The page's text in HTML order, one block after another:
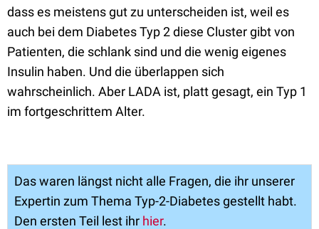
dass es meistens gut zu unterscheiden ist, weil es
auch bei dem Diabetes Typ 2 diese Cluster gibt von
Patienten, die schlank sind und die wenig eigenes
Insulin haben. Und die überlappen sich
wahrscheinlich. Aber LADA ist, platt gesagt, ein Typ 1
im fortgeschrittem Alter.
Das waren längst nicht alle Fragen, die ihr unserer
Expertin zum Thema Typ-2-Diabetes gestellt habt.
Den ersten Teil lest ihr hier.